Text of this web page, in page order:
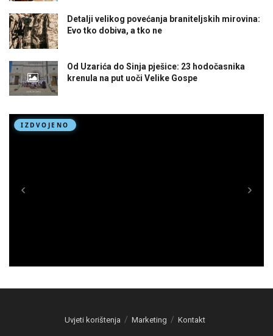
Detalji velikog povećanja braniteljskih mirovina:
Evo tko dobiva, a tko ne
Od Uzarića do Sinja pješice: 23 hodočasnika
krenula na put uoči Velike Gospe
Uvjeti korištenja Marketing Kontakt